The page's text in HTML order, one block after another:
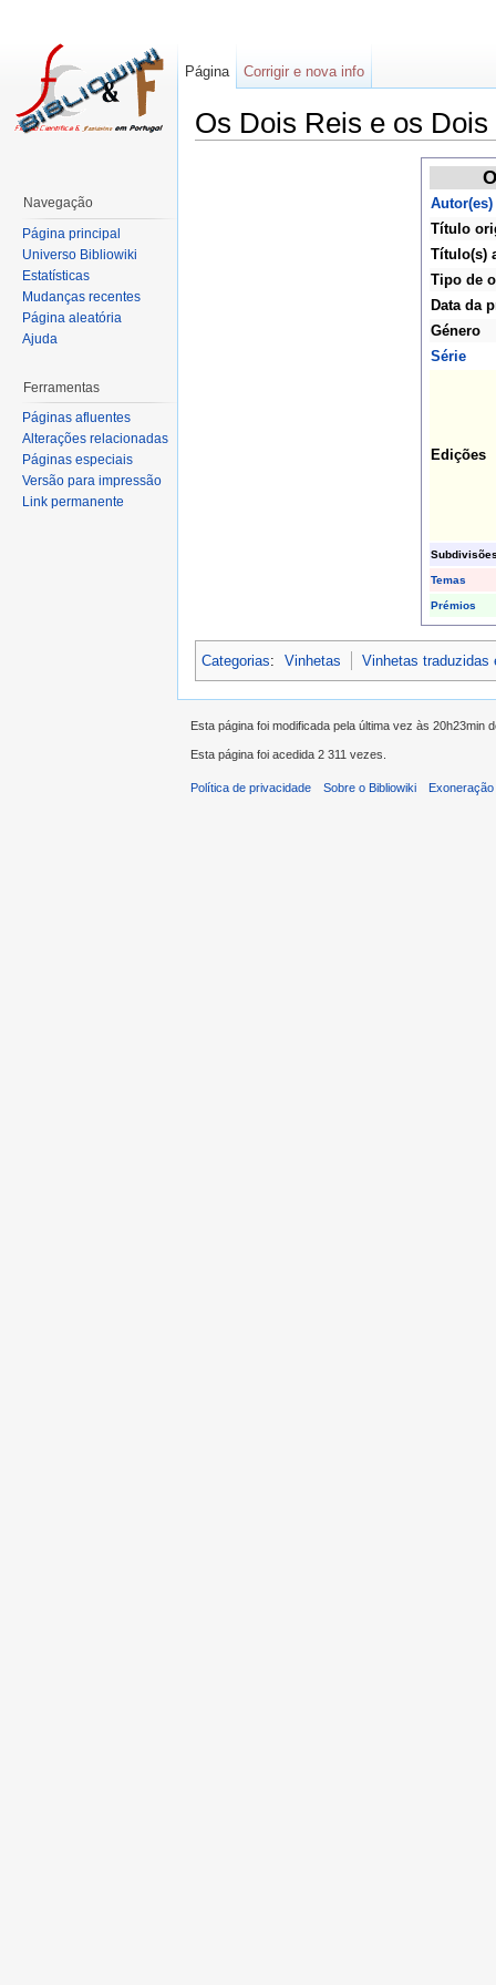
Os Dois Reis e os
Autor(es)
Título
Título(s)
Tipo de
Data da
Género
Série
Edições
Temas
Prémios
Categorias: Vinhetas Vinhetas traduzidas
Página Corrigir e nova info
Navegação
Página principal
Universo Bibliowiki
Estatísticas
Mudanças recentes
Página aleatória
Ajuda
Ferramentas
Páginas afluentes
Alterações relacionadas
Páginas especiais
Versão para impressão
Link permanente
Esta página foi modificada pela última vez às 20h23min
Esta página foi acedida 2 311 vezes.
Política de privacidade Sobre o Bibliowiki